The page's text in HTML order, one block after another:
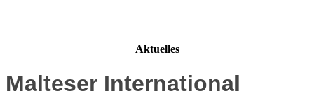
Aktuelles
Malteser International